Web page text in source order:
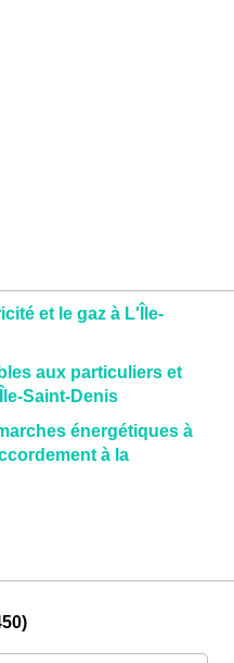
et le gaz à L'Île-
aux particuliers et
Saint-Denis
énergétiques à
à la